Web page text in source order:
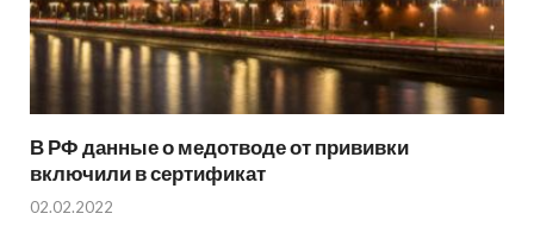
В РФ данные о медотводе от прививки
включили в сертификат
02.02.2022